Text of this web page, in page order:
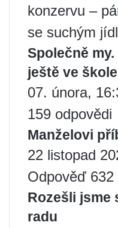
konzervu –
se suchým
Společně
ještě ve škole
07. února,
159 odpovědi
Manželovi
22 listopad
Odpověď 632
Rozešli jsme
radu